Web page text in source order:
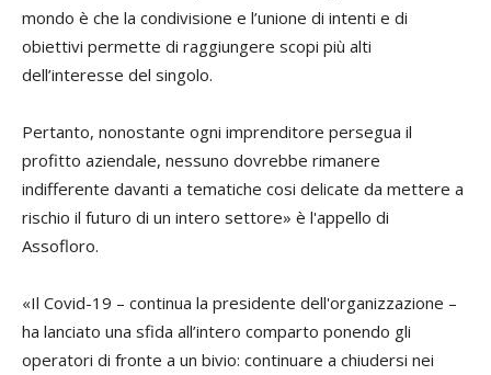
mondo è che la condivisione e l’unione di intenti e di
obiettivi permette di raggiungere scopi più alti
dell’interesse del singolo.
Pertanto, nonostante ogni imprenditore persegua il
profitto aziendale, nessuno dovrebbe rimanere
indifferente davanti a tematiche cosi delicate da mettere a
rischio il futuro di un intero settore» è l'appello di
Assofloro.
«Il Covid-19 – continua la presidente dell'organizzazione –
ha lanciato una sfida all’intero comparto ponendo gli
operatori di fronte a un bivio: continuare a chiudersi nei